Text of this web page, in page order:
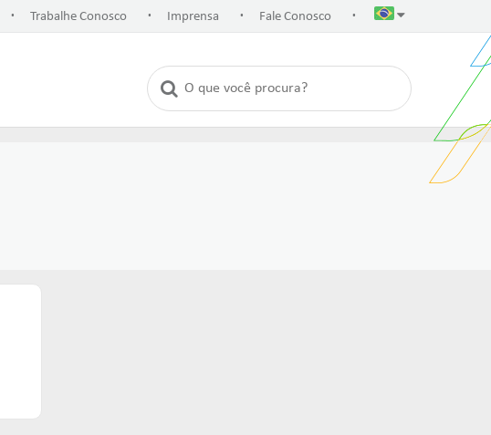
. Trabalhe Conosco . Imprensa . Fale Conosco .